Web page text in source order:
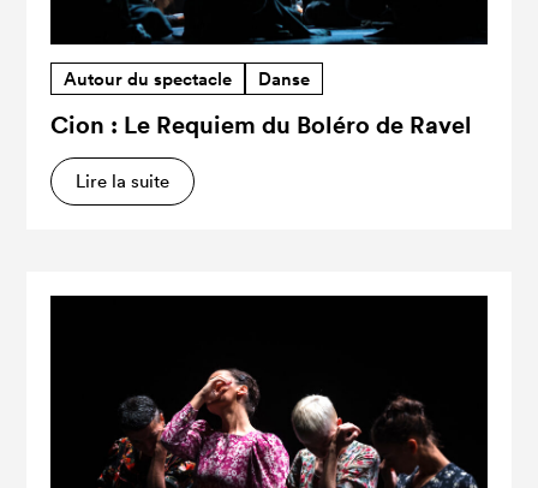
Autour du spectacle Danse
Cion : Le Requiem du Boléro de Ravel
Lire la suite